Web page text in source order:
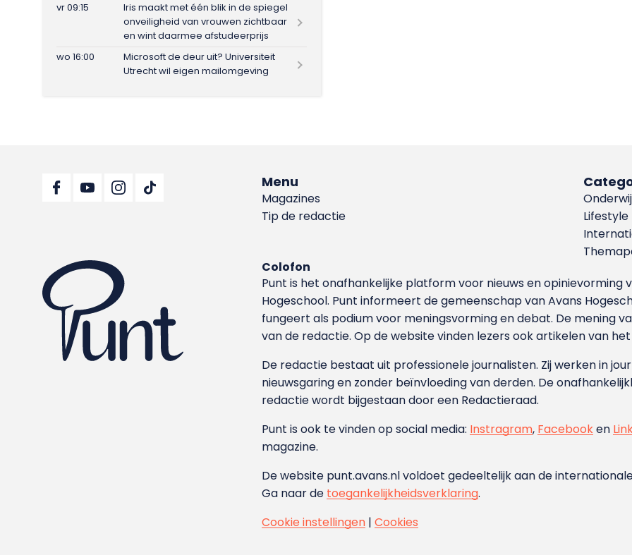
vr 09:15
Iris maakt met één blik in de spiegel
onveiligheid van vrouwen zichtbaar
en wint daarmee afstudeerprijs
wo 16:00
Microsoft de deur uit? Universiteit
Utrecht wil eigen mailomgeving
Menu
Magazines
Tip de redactie
Lifestyle
Colofon
Punt is het onafhankelijke platform voor nieuws en
Hoge­school. Punt informeert de gemeenschap van Avans
fungeert als podium voor meningsvorming en debat. De mening
van de redactie. Op de website vinden lezers ook artikelen van
De redactie bestaat uit professionele journalisten. Zij werken in
nieuwsgaring en zonder beïnvloeding van derden. De
redactie wordt bijgestaan door een Redactieraad.
Punt is ook te vinden op social media: Instragram, Facebooken
magazine.
De website punt.avans.nl voldoet gedeeltelijk aan de
Ga naar de toegankelijkheidsverklaring.
Cookie instellingen |Cookies